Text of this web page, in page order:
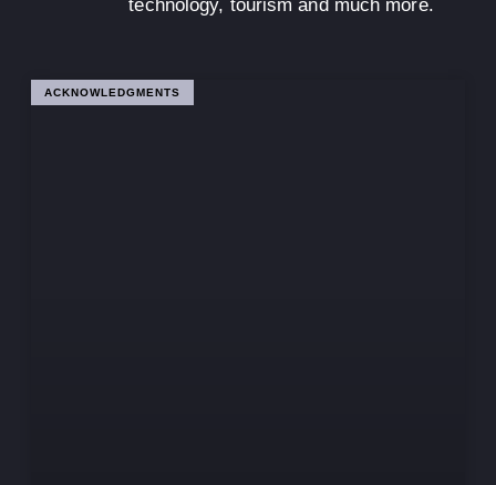
technology, tourism and much more.
ACKNOWLEDGMENTS